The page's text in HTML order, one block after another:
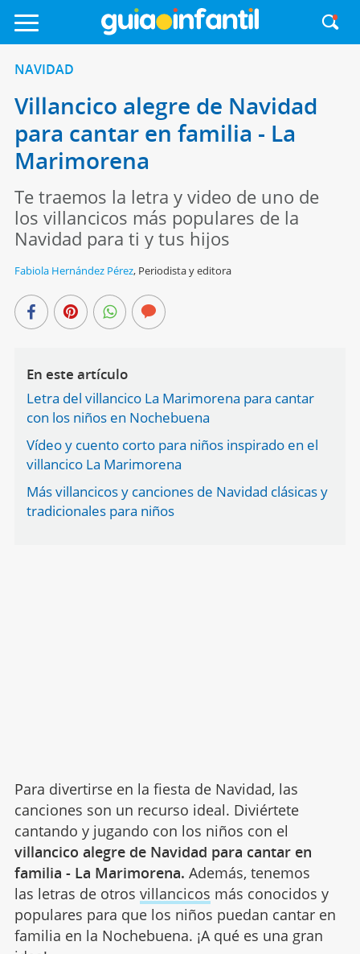
NAVIDAD
Villancico alegre de Navidad
para cantar en familia - La
Marimorena
Te traemos la letra y video de uno de
los villancicos más populares de la
Navidad para ti y tus hijos
Fabiola Hernández Pérez, Periodista y editora
En este artículo
Letra del villancico La Marimorena para cantar
con los niños en Nochebuena
Vídeo y cuento corto para niños inspirado en el
villancico La Marimorena
Más villancicos y canciones de Navidad clásicas y
tradicionales para niños
Para divertirse en la fiesta de Navidad, las
canciones son un recurso ideal. Diviértete
cantando y jugando con los niños con el
villancico alegre de Navidad para cantar en
familia - La Marimorena. Además, tenemos
las letras de otros villancicos más conocidos y
populares para que los niños puedan cantar en
familia en la Nochebuena. ¡A qué es una gran